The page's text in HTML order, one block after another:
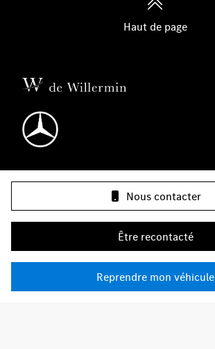
Nous contacter
Être recontacté
Reprendre mon véhicule
Haut de page
Nos gammes
Infos & contact
Groupe de Willermin